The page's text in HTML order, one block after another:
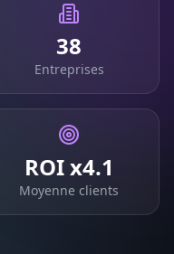
38
Entreprises
ROI x4.1
Moyenne clients